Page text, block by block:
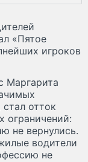
«Пятое
игроков
Маргарита
отток
ограничений:
не вернулись.
водители
не